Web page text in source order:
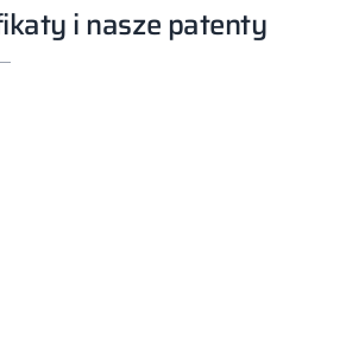
i nasze patenty